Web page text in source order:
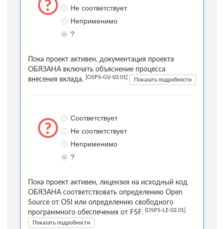
Не соответствует
Неприменимо
?
Пока проект активен, документация проекта
ОБЯЗАНА включать объяснение процесса
внесения вклада.
[OSPS-GV-03.01] Показать подробности
Соответствует
Не соответствует
Неприменимо
?
Пока проект активен, лицензия на исходный код
ОБЯЗАНА соответствовать определению Open
Source от OSI или определению свободного
программного обеспечения от FSF.
[OSPS-LE-02.01]
Показать подробности